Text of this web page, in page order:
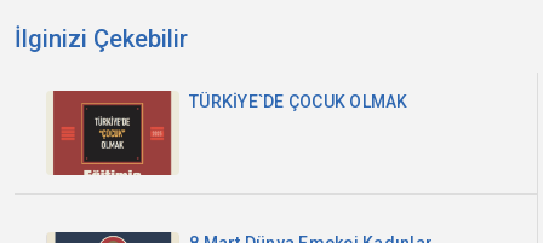
İlginizi Çekebilir
TÜRKİYE`DE ÇOCUK OLMAK